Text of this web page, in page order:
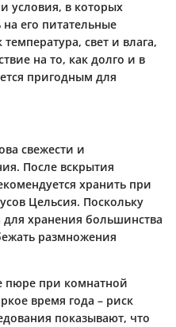
условия, в которых
его питательные
свет и влага,
на то, как долго и в
пригодным для
свежести и
После вскрытия
хранить при
Цельсия. Поскольку
для хранения большинства
размножения
пюре при комнатной
время года – риск
показывают, что